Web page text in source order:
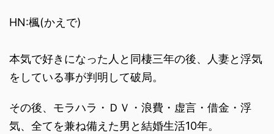
HN:楓(かえで)
本気で好きになった人と同棲三年の後、人妻と浮気
をしている事が判明して破局。
その後、モラハラ・ＤＶ・浪費・虚言・借金・浮
気、全てを兼ね備えた男と結婚生活10年。